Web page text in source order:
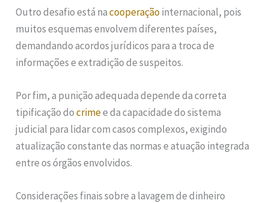
Outro desafio está nacooperaçãointernacional, pois
muitos esquemas envolvem diferentes países,
demandando acordos jurídicos para a troca de
informações e extradição de suspeitos.
Por fim, a punição adequada depende da correta
tipificação docrimee da capacidade do sistema
judicial para lidar com casos complexos, exigindo
atualização constante das normas e atuação integrada
entre os órgãos envolvidos.
Considerações finais sobre a lavagem de dinheiro